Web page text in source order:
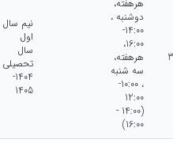
3
هرهفته،
دوشنبه ،
14:00-
16:00،
هرهفته،
سه شنبه
، 10:00-
12:00
(14:00 -
16:00)
نیم سال
اول
سال
تحصیلی
1404-
1405